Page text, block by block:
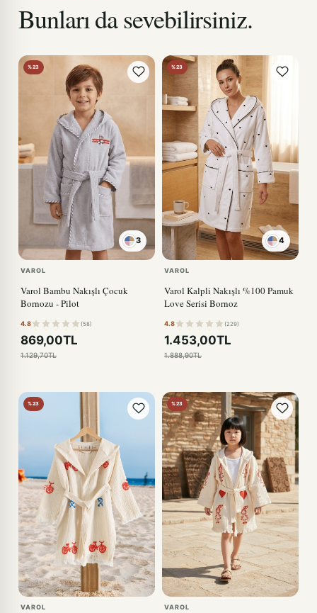
Bunları da sevebilirsiniz.
%23
3
VAROL
Varol Bambu Nakışlı Çocuk
Bornozu - Pilot
4.8 (58)
869,00TL
1.129,70TL
%23
4
KIRMIZI
VAROL
Varol Kalpli Nakışlı %100 Pamuk
Love Serisi Bornoz
4.8 (229)
1.453,00TL
1.888,90TL
%23
VAROL
%23
VAROL